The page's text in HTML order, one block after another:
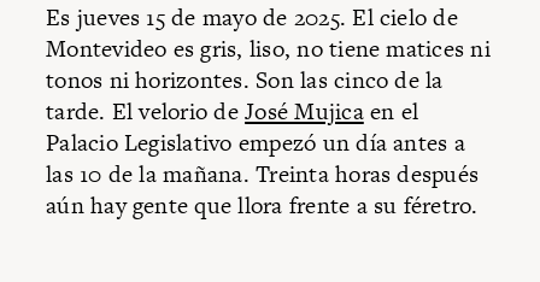
Es jueves 15 de mayo de 2025. El cielo de
Montevideo es gris, liso, no tiene matices ni
tonos ni horizontes. Son las cinco de la
tarde. El velorio deJosé Mujicaen el
Palacio Legislativo empezó un día antes a
las 10 de la mañana. Treinta horas después
aún hay gente que llora frente a su féretro.